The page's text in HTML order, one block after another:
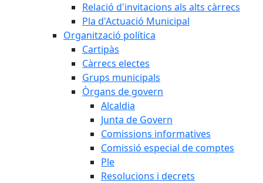
Relació d'invitacions als alts càrrecs
Pla d'Actuació Municipal
Organització política
Cartipàs
Càrrecs electes
Grups municipals
Òrgans de govern
Alcaldia
Junta de Govern
Comissions informatives
Comissió especial de comptes
Ple
Resolucions i decrets